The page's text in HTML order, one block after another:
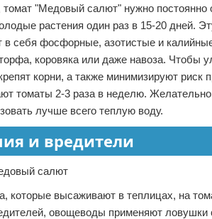
"Медовый салют" нужно постоянно
растения один раз в 15-20 дней.
себя фосфорные, азотистые и
коровяка или даже навоза. Чтобы
корни, а также минимизируют
томаты 2-3 раза в неделю.
лучше всего теплую воду.
и вредители
которые высаживают в теплицах, на
овощеводы применяют